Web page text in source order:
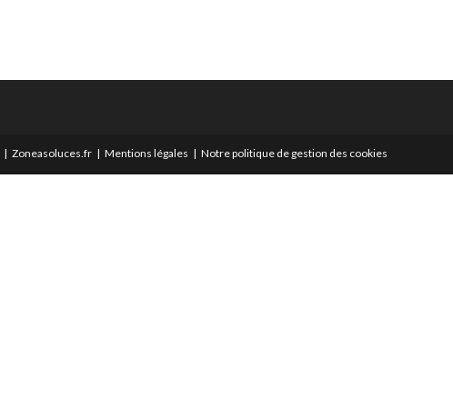
Zoneasoluces.fr Mentions légales Notre politique de gestion des cookies